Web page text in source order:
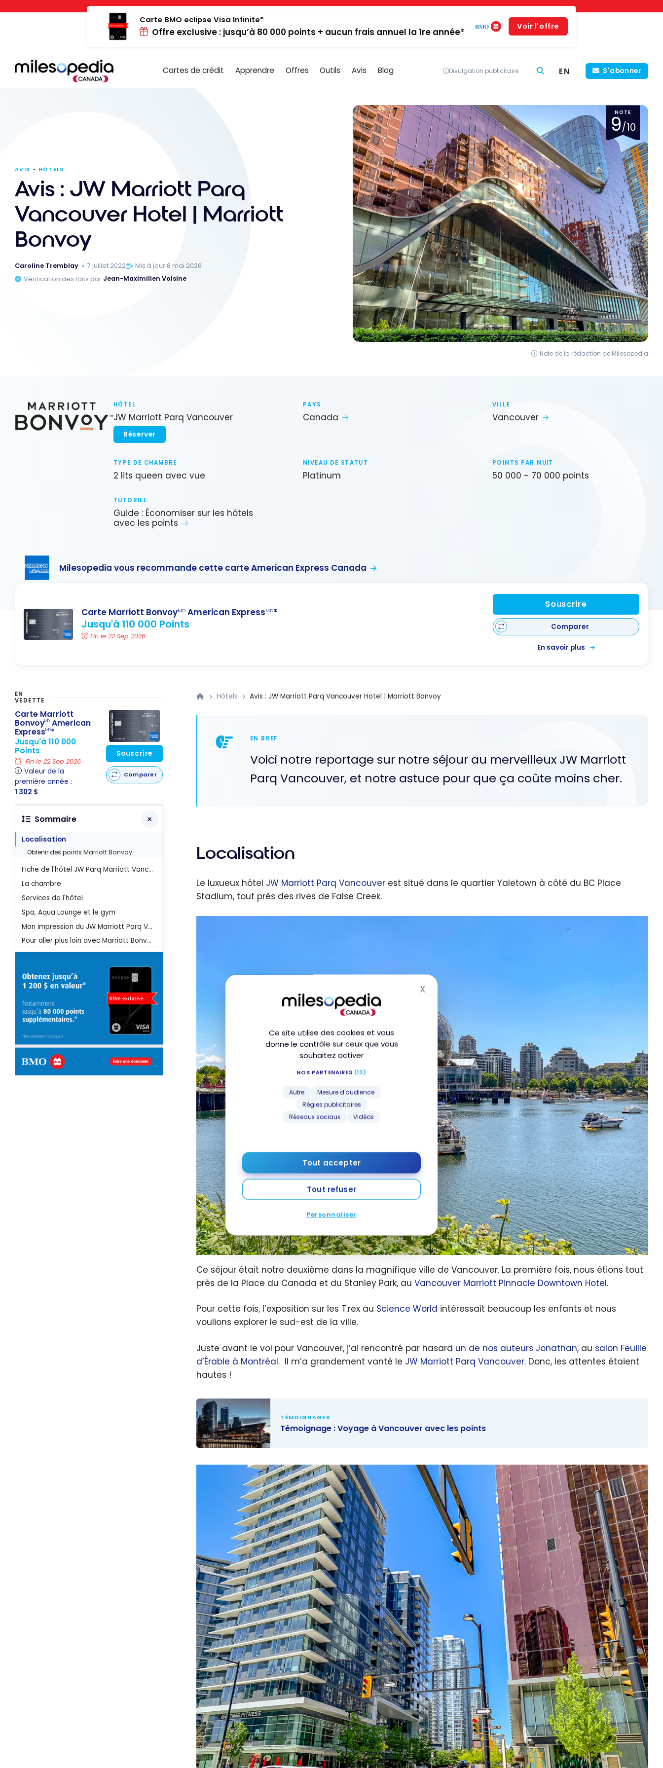
Panneau de gestion des cookies
Ce site utilise des cookies et vous
donne le contrôle sur ceux que vous
souhaitez activer
NOS PARTENAIRES (13)
Autre
Mesure d'audience
Régies publicitaires
Réseaux sociaux
Vidéos
Tout accepter
Tout refuser
Personnaliser
XMasquer le bandeau des cookies
Carte BMO eclipse Visa Infinite*
Offre exclusive : jusqu’à 80 000 points + aucun frais annuel la 1re année*
Voir l'offre
Cartes de crédit Apprendre Offres Outils Avis Blog Divulgation publicitaire EN S'abonner
AVIS HÔTELS
Avis : JW Marriott Parq
Vancouver Hotel | Marriott
Bonvoy
Caroline Tremblay 7 juillet 2022
Mis à jour 8 mai 2026
Vérification des faits par Jean-Maximilien Voisine
NOTE
9/10
Note de la rédaction de Milesopedia
HÔTEL
JW Marriott Parq Vancouver
Réserver
PAYS
Canada
VILLE
Vancouver
TYPE DE CHAMBRE
2 lits queen avec vue
NIVEAU DE STATUT
Platinum
POINTS PAR NUIT
50 000 - 70 000 points
TUTORIEL
Guide : Économiser sur les hôtels
avec les points
Milesopedia vous recommande cette carte American Express Canada
Carte Marriott BonvoyMD American ExpressMD*
Jusqu'à 110 000 Points
Fin le 22 Sep 2026
Souscrire
Comparer
En savoir plus
Hôtels Avis : JW Marriott Parq Vancouver Hotel | Marriott Bonvoy
EN BREF
Voici notre reportage sur notre séjour au merveilleux JW Marriott
Parq Vancouver, et notre astuce pour que ça coûte moins cher.
Localisation
Le luxueux hôtel JW Marriott Parq Vancouver est situé dans le quartier Yaletown à côté du BC Place
Stadium, tout près des rives de False Creek.
Ce séjour était notre deuxième dans la magnifique ville de Vancouver. La première fois, nous étions tout
près de la Place du Canada et du Stanley Park, au Vancouver Marriott Pinnacle Downtown Hotel.
Pour cette fois, l’exposition sur les T.rex au Science World intéressait beaucoup les enfants et nous
voulions explorer le sud-est de la ville.
Juste avant le vol pour Vancouver, j’ai rencontré par hasard un de nos auteurs Jonathan, au salon Feuille
d’Érable à Montréal. Il m’a grandement vanté le JW Marriott Parq Vancouver. Donc, les attentes étaient
hautes !
Voyage à
Vancouver avec
TÉMOIGNAGES
Témoignage : Voyage à Vancouver avec les points
EN
VEDETTE
Carte Marriott
BonvoyMD American
ExpressMD*
Jusqu'à 110 000
Points
Fin le 22 Sep 2026
Valeur de la
première année :
1 302 $
Souscrire
Comparer
Sommaire
Localisation
Obtenir des points Marriott Bonvoy
Fiche de l'hôtel JW Parq Marriott Vancouver
La chambre
Services de l'hôtel
Spa, Aqua Lounge et le gym
Mon impression du JW Marriott Parq Vancouver
Pour aller plus loin avec Marriott Bonvoy